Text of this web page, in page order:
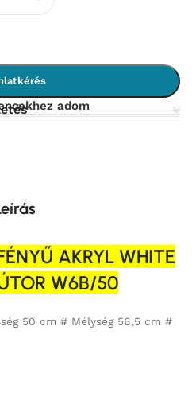
adom
AKRYL WHITE
W6B/50
50 cm # Mélység 56,5 cm #